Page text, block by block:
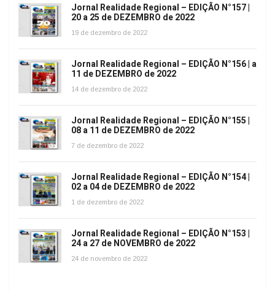
Jornal Realidade Regional – EDIÇÃO N°157 |
20 a 25 de DEZEMBRO de 2022
19 de dezembro de 2022
Jornal Realidade Regional – EDIÇÃO N°156 | a
11 de DEZEMBRO de 2022
14 de dezembro de 2022
Jornal Realidade Regional – EDIÇÃO N°155 |
08 a 11 de DEZEMBRO de 2022
7 de dezembro de 2022
Jornal Realidade Regional – EDIÇÃO N°154 |
02 a 04 de DEZEMBRO de 2022
1 de dezembro de 2022
Jornal Realidade Regional – EDIÇÃO N°153 |
24 a 27 de NOVEMBRO de 2022
24 de novembro de 2022